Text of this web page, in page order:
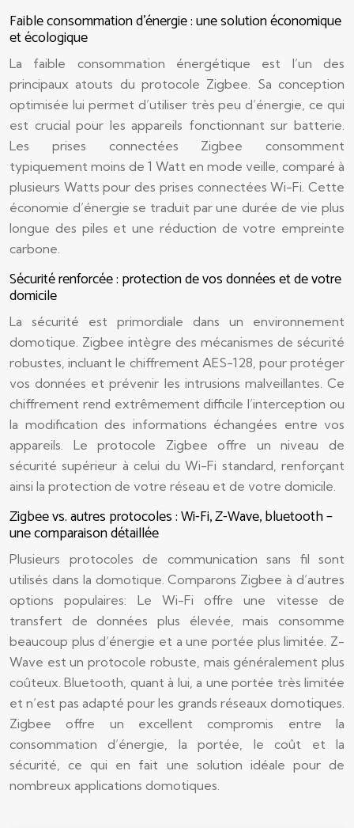
Faible consommation d’énergie : une solution économique
et écologique
La faible consommation énergétique est l’un des
principaux atouts du protocole Zigbee. Sa conception
optimisée lui permet d’utiliser très peu d’énergie, ce qui
est crucial pour les appareils fonctionnant sur batterie.
Les prises connectées Zigbee consomment
typiquement moins de 1 Watt en mode veille, comparé à
plusieurs Watts pour des prises connectées Wi-Fi. Cette
économie d’énergie se traduit par une durée de vie plus
longue des piles et une réduction de votre empreinte
carbone.
Sécurité renforcée : protection de vos données et de votre
domicile
La sécurité est primordiale dans un environnement
domotique. Zigbee intègre des mécanismes de sécurité
robustes, incluant le chiffrement AES-128, pour protéger
vos données et prévenir les intrusions malveillantes. Ce
chiffrement rend extrêmement difficile l’interception ou
la modification des informations échangées entre vos
appareils. Le protocole Zigbee offre un niveau de
sécurité supérieur à celui du Wi-Fi standard, renforçant
ainsi la protection de votre réseau et de votre domicile.
Zigbee vs. autres protocoles : Wi-Fi, Z-Wave, bluetooth –
une comparaison détaillée
Plusieurs protocoles de communication sans fil sont
utilisés dans la domotique. Comparons Zigbee à d’autres
options populaires: Le Wi-Fi offre une vitesse de
transfert de données plus élevée, mais consomme
beaucoup plus d’énergie et a une portée plus limitée. Z-
Wave est un protocole robuste, mais généralement plus
coûteux. Bluetooth, quant à lui, a une portée très limitée
et n’est pas adapté pour les grands réseaux domotiques.
Zigbee offre un excellent compromis entre la
consommation d’énergie, la portée, le coût et la
sécurité, ce qui en fait une solution idéale pour de
nombreux applications domotiques.